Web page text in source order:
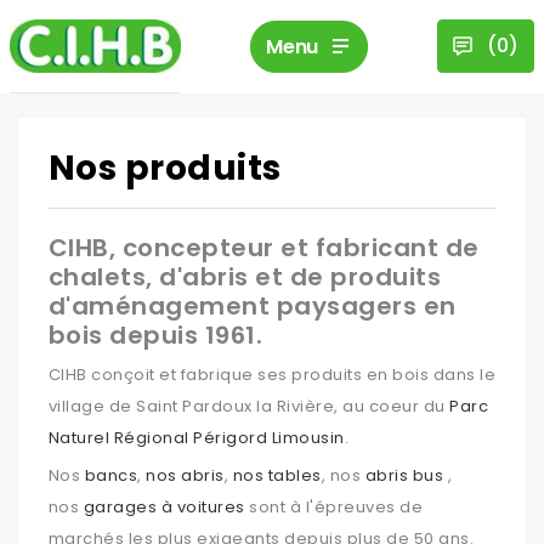
Menu (0)
Nos produits
CIHB, concepteur et fabricant de
chalets, d'abris et de produits
d'aménagement paysagers en
bois depuis 1961.
CIHB conçoit et fabrique ses produits en bois dans le
village de Saint Pardoux la Rivière, au coeur du Parc
Naturel Régional Périgord Limousin.
Nos bancs, nos abris, nos tables, nos abris bus ,
nos garages à voitures sont à l'épreuves de
marchés les plus exigeants depuis plus de 50 ans.